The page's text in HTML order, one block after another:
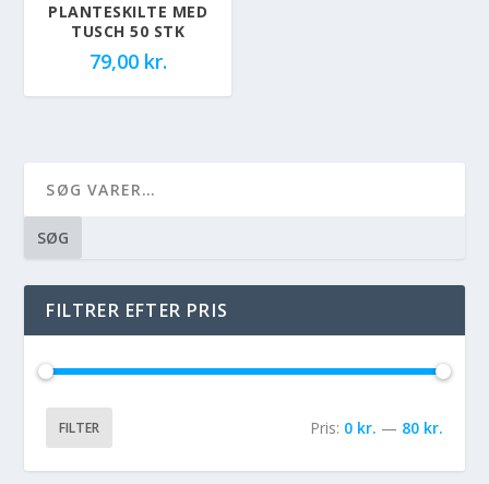
PLANTESKILTE MED
TUSCH 50 STK
79,00 kr.
SØG
FILTRER EFTER PRIS
FILTER Pris: 0 kr. — 80 kr.